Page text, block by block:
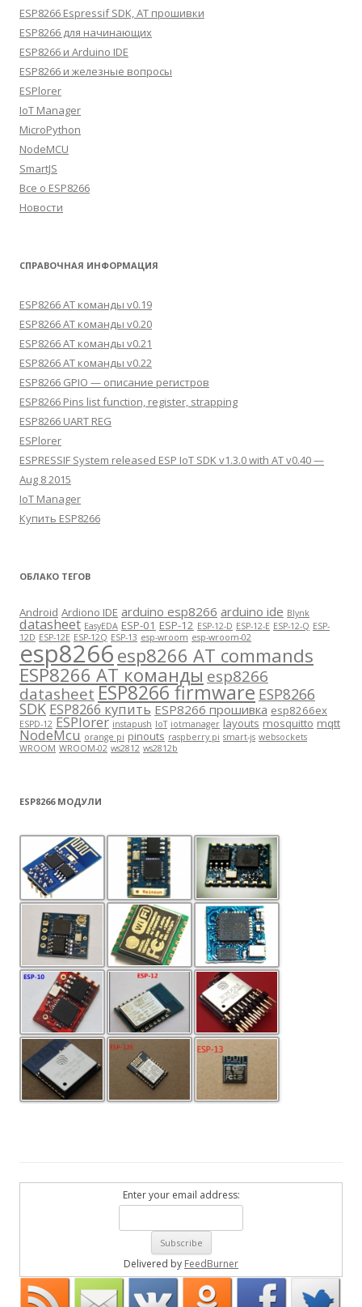
ESP8266 Espressif SDK, AT прошивки
ESP8266 для начинающих
ESP8266 и Arduino IDE
ESP8266 и железные вопросы
ESPlorer
IoT Manager
MicroPython
NodeMCU
SmartJS
Все о ESP8266
Новости
СПРАВОЧНАЯ ИНФОРМАЦИЯ
ESP8266 AT команды v0.19
ESP8266 AT команды v0.20
ESP8266 AT команды v0.21
ESP8266 AT команды v0.22
ESP8266 GPIO — описание регистров
ESP8266 Pins list function, register, strapping
ESP8266 UART REG
ESPlorer
ESPRESSIF System released ESP IoT SDK v1.3.0 with AT v0.40 —
Aug 8 2015
IoT Manager
Купить ESP8266
ОБЛАКО ТЕГОВ
Android Ardiono IDE arduino esp8266 arduino ide Blynk
datasheet EasyEDA ESP-01 ESP-12 ESP-12-D ESP-12-E ESP-12-Q ESP-
12D ESP-12E ESP-12Q ESP-13 esp-wroom esp-wroom-02
esp8266 esp8266 AT commands
ESP8266 AT команды esp8266
datasheet ESP8266 firmware ESP8266
SDK ESP8266 купить ESP8266 прошивка esp8266ex
ESPD-12 ESPlorer instapush IoT iotmanager layouts mosquitto mqtt
NodeMcu orange pi pinouts raspberry pi smart-js websockets
WROOM WROOM-02 ws2812 ws2812b
ESP8266 МОДУЛИ
Enter your email address:
Delivered by FeedBurner